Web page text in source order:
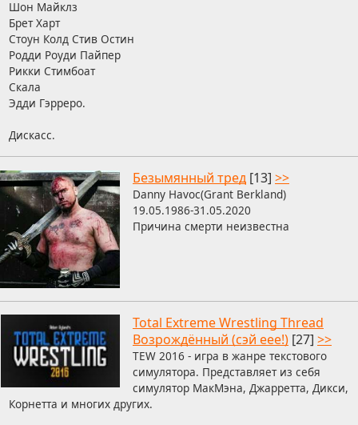
Шон Майклз
Брет Харт
Стоун Колд Стив Остин
Родди Роуди Пайпер
Рикки Стимбоат
Скала
Эдди Гэрреро.
Дискасс.
Безымянный тред [13] >>
Danny Havoc(Grant Berkland)
19.05.1986-31.05.2020
Причина смерти неизвестна
Total Extreme Wrestling Thread
Возрождённый (сэй еее!) [27] >>
TEW 2016 - игра в жанре текстового
симулятора. Представляет из себя
симулятор МакМэна, Джарретта, Дикси,
Корнетта и многих других.